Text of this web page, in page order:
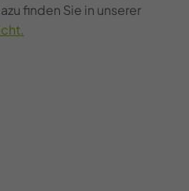
finden Sie in unserer
.